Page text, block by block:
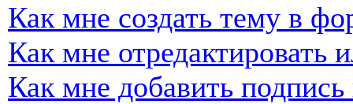
Как мне создать тему в
Как мне отредактировать
Как мне добавить